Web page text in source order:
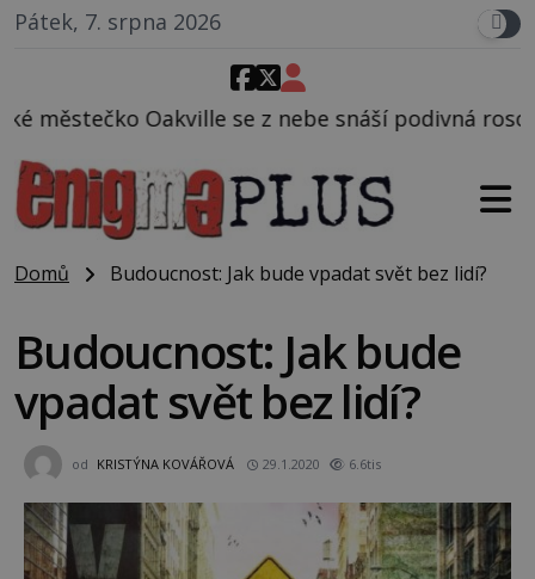
Pátek, 7. srpna 2026
z nebe snáší podivná rosolovitá látka neznámého
Domů Budoucnost: Jak bude vpadat svět bez lidí?
Budoucnost: Jak bude
vpadat svět bez lidí?
od KRISTÝNA KOVÁŘOVÁ 29.1.2020 6.6tis